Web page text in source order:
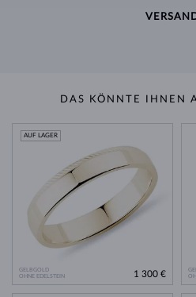
DAS KÖNNTE IHNEN
GELBGOLD
OHNE EDELSTEIN
AUF LAGER
1 300 €